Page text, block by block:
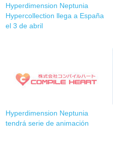
Hyperdimension Neptunia
Hypercollection llega a España
el 3 de abril
Hyperdimension Neptunia
tendrá serie de animación